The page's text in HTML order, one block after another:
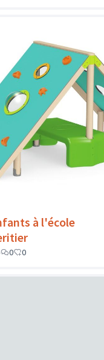
à l'école
0 0